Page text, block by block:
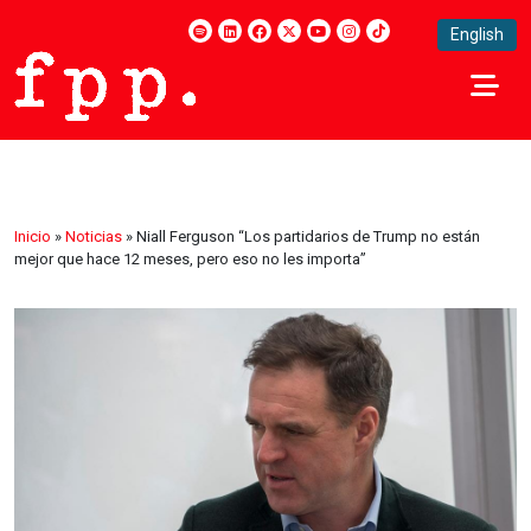
English
Inicio » Noticias » Niall Ferguson “Los partidarios de Trump no están
mejor que hace 12 meses, pero eso no les importa”